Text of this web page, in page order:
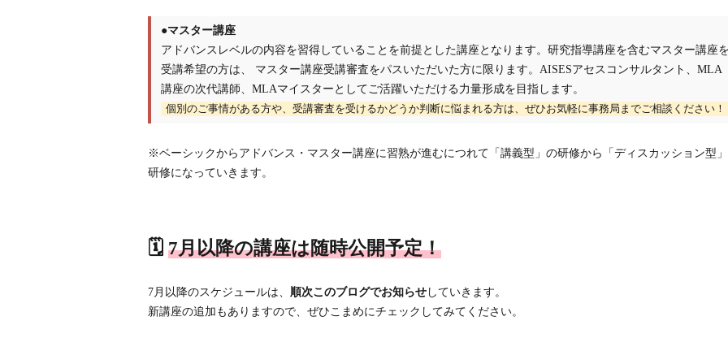
●マスター講座
アドバンスレベルの内容を習得していることを前提とした講座となります。研究指導講座を含むマスター講座
受講希望の方は、 マスター講座受講審査をパスいただいた方に限ります。AISESアセスコンサルタント、MLA
講座の次代講師、MLAマイスターとしてご活躍いただける力量形成を目指します。
個別のご事情がある方や、受講審査を受けるかどうか判断に悩まれる方は、ぜひお気軽に事務局までご相談ください！
※ベーシックからアドバンス・マスター講座に習熟が進むにつれて「講義型」の研修から「ディスカッション型
研修になっていきます。
🗓️ 7月以降の講座は随時公開予定！
7月以降のスケジュールは、 順次このブログでお知らせしていきます。
新講座の追加もありますので、ぜひこまめにチェックしてみてください。